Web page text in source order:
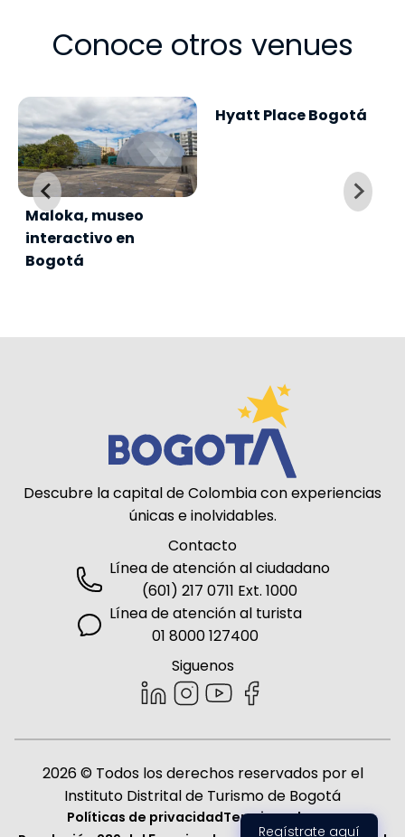
Conoce otros venues
Maloka, museo
interactivo en
Bogotá
Descubre la capital de Colombia con experiencias
únicas e inolvidables.
Contacto
Línea de atención al ciudadano
(601) 217 0711 Ext. 1000
Línea de atención al turista
01 8000 127400
Siguenos
2026 © Todos los derechos reservados por el
Instituto Distrital de Turismo de Bogotá
Políticas de privacidadTerminos de uso
Regístrate aquí